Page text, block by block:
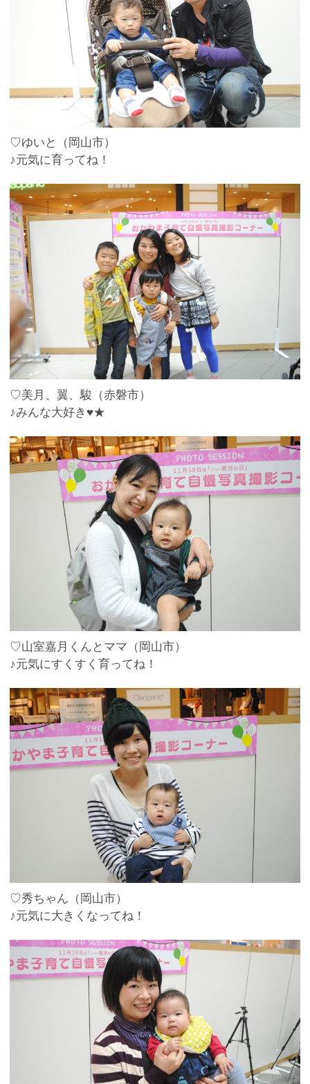
♡ゆいと（岡山市）
♪元気に育ってね！
♡美月、翼、駿（赤磐市）
♪みんな大好き♥★
♡山室嘉月くんとママ（岡山市）
♪元気にすくすく育ってね！
♡秀ちゃん（岡山市）
♪元気に大きくなってね！